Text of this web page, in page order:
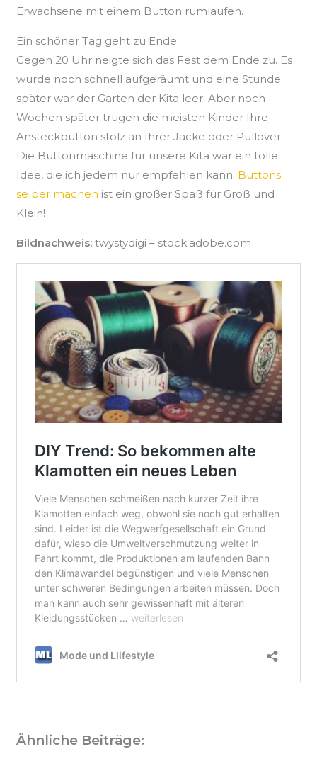
Erwachsene mit einem Button rumlaufen.
Ein schöner Tag geht zu Ende
Gegen 20 Uhr neigte sich das Fest dem Ende zu. Es
wurde noch schnell aufgeräumt und eine Stunde
später war der Garten der Kita leer. Aber noch
Wochen später trugen die meisten Kinder Ihre
Ansteckbutton stolz an Ihrer Jacke oder Pullover.
Die Buttonmaschine für unsere Kita war ein tolle
Idee, die ich jedem nur empfehlen kann. Buttons
selber machen ist ein großer Spaß für Groß und
Klein!
Bildnachweis:twystydigi – stock.adobe.com
Ähnliche Beiträge: